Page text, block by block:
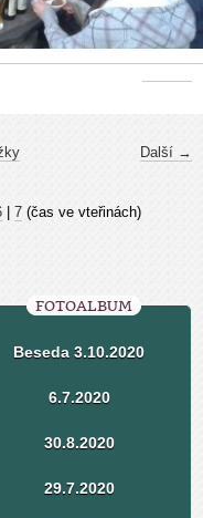
Další →
7 (čas ve vteřinách)
FOTOALBUM
Beseda 3.10.2020
6.7.2020
30.8.2020
29.7.2020